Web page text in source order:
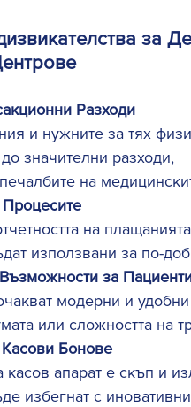
за
Разходи
и нужните за тях
значителни разходи,
на
Процесите
на
използвани за по-
за
модерни и
или сложността на
Касови Бонове
апарат е скъп и
избегнат с